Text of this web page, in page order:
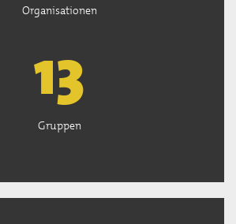
Organisationen
13
Gruppen